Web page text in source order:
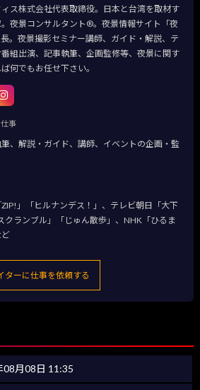
ス株式会社代表取締役。日本と台湾を取材す
夜景コンサルタント®。夜景情報サイト「夜
。夜景撮影セミナー講師、ガイド・解説、テ
番組出演、記事執筆、企画監修等、夜景に関す
何でもお任せ下さい。
事
、解説・ガイド、講師、イベントの企画・監
」「ヒルナンデス！」、テレビ朝日「大下
クランブル」「じゅん散歩」、NHK「ひるま
ターに仕事を依頼する
08月08日 11:35